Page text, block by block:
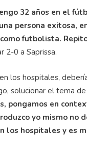
32 años en el
persona exitosa,
futbolista.
2-0 a Saprissa.
los hospitales,
solucionar el tema
pongamos en
yo mismo no
los hospitales y es